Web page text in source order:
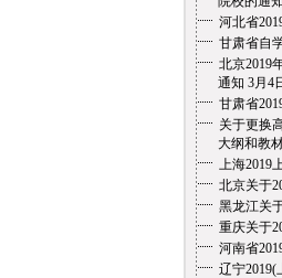
河北省
甘肃省自
北京2019
通知 3月4
甘肃省
关于更换
大纲和教材
上海2019
北京关于
黑龙江关
重庆关于
河南省
辽宁2019(